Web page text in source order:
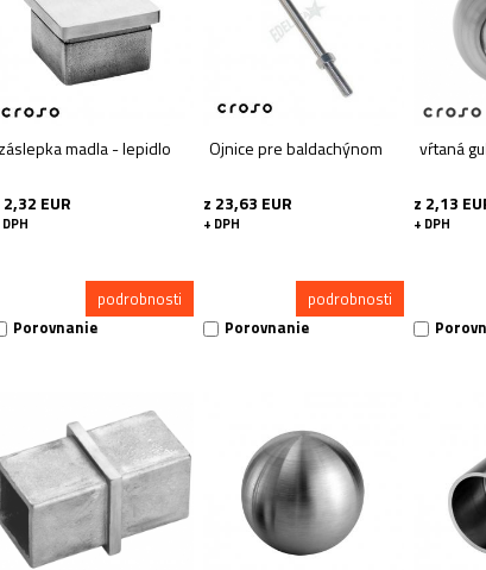
madla - lepidlo
EUR
podrobnosti
Porovnanie
Ojnice pre baldachýnom
z 23,63 EUR
+ DPH
podrobnosti
Porovnanie
vŕtaná
z 2,13
+ DPH